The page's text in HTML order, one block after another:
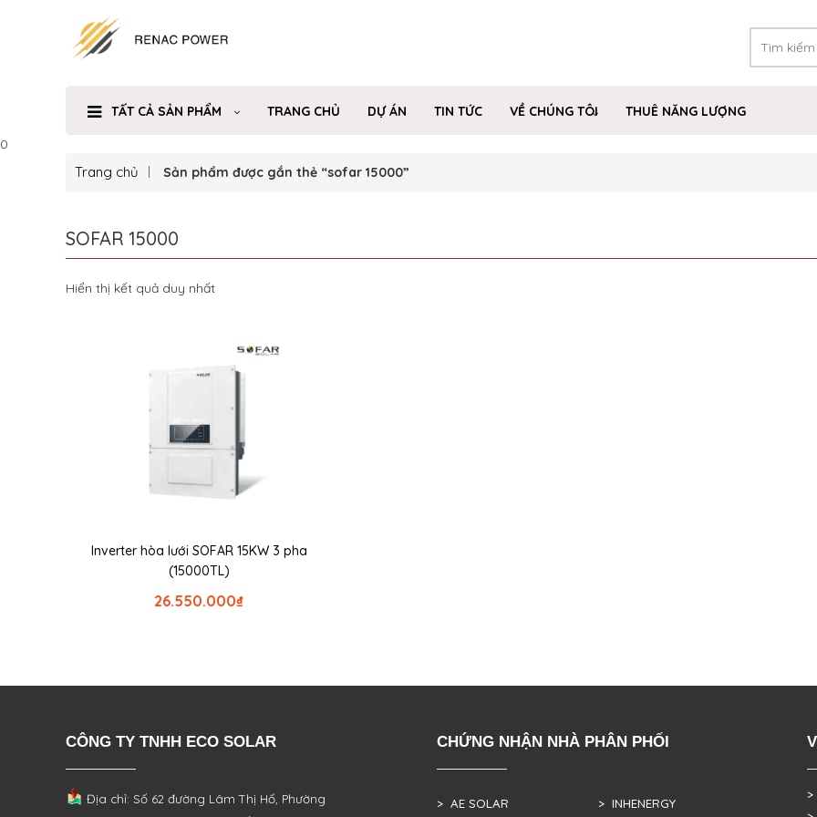
TẤT CẢ SẢN PHẨM TRANG CHỦ DỰ ÁN TIN TỨC VỀ CHÚNG TÔI
THUÊ NĂNG LƯỢNG
0
Trang chủ Sản phẩm được gắn thẻ “sofar 15000”
SOFAR 15000
Hiển thị kết quả duy nhất
Inverter hòa lưới SOFAR 15KW 3 pha
(15000TL)
₫
26.550.000
CÔNG TY TNHH ECO SOLAR
Địa chỉ: Số 62 đường Lâm Thị Hố, Phường
CHỨNG NHẬN NHÀ PHÂN PHỐI
> AE SOLAR > INHENERGY
>